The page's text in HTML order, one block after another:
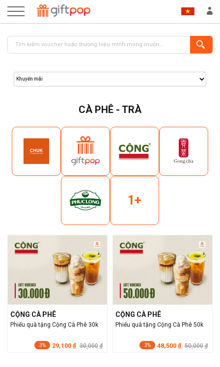
ĐĂNG NHẬP
CÀ PHÊ - TRÀ
1+
CỘNG CÀ PHÊ
Phiếu quà tặng Cộng Cà Phê 30k
3% 29,100 đ 30,000 đ
CỘNG CÀ PHÊ
Phiếu quà tặng Cộng Cà Phê 50k
3% 48,500 đ 50,000 đ